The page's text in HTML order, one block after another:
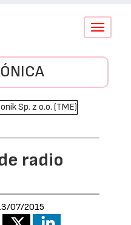
Conmutar
radio
07/2015